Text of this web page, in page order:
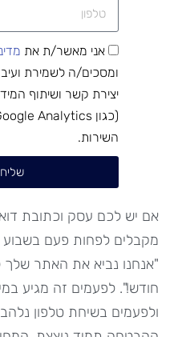
אני מאשר/ת את
ומסכים/ה לשמירת
יצירת קשר ושיתוף
השירות.
אם יש לכם עסק וכתובת
מקבלים לפחות פעם
"אנחנו נביא את האתר שלך
חודש!". לפעמים זה מגיע
ולפעמים בשיחת טלפון